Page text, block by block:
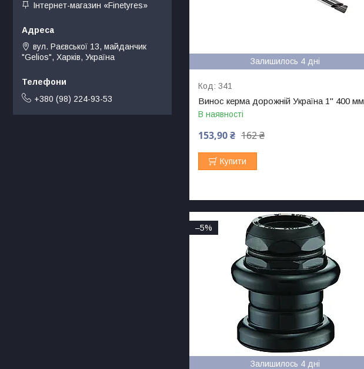
Залишилось 4 дні
341
Винос керма дорожній Україна 1" 400 мм
В наявності
162 ₴
153,90 ₴
Купити
–5%
Залишилось 4 дні
Інтернет-магазин «Finetyres»
вул. Раєвської 13, майданчик
"Gelios", Харків, Україна
+380 (98) 224-93-53